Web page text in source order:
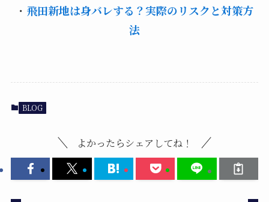
・ 飛田新地は身バレする？実際のリスクと対策方
法
BLOG
よかったらシェアしてね！